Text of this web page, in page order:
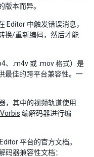
本而异。
Editor 中触发错误消息，
换/重新编码，然后才能
、.m4v 或 .mov 格式）是
最佳的跨平台兼容性。一
，其中的视频轨道使用
Vorbis 编解码器进行编
平台的官方文档。
码器兼容性文档：